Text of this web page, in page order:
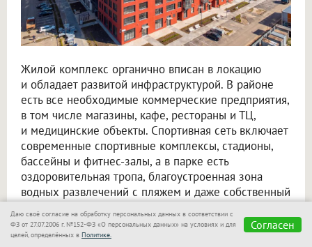
Жилой комплекс органично вписан в локацию
и обладает развитой инфраструктурой. В районе
есть все необходимые коммерческие предприятия,
в том числе магазины, кафе, рестораны и ТЦ,
и медицинские объекты. Спортивная сеть включает
современные спортивные комплексы, стадионы,
бассейны и фитнес-залы, а в парке есть
оздоровительная тропа, благоустроенная зона
водных развлечений с пляжем и даже собственный
сформирован из новых школ и детских садов.
Даю своё согласие на обработку персональных данных в соответствии с
ФЗ от 27.07.2006 г. №152-ФЗ «О персональных данных» на условиях и для
целей, определённых в Политике.
Согласен